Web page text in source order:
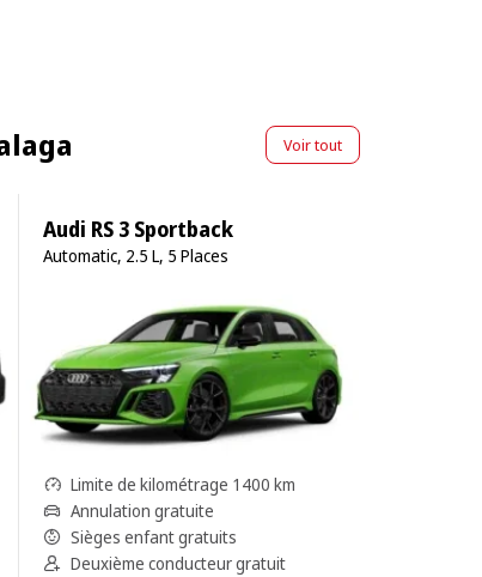
Voir tout
Audi RS 3 Sportback
Automatic, 2.5 L, 5 Places
Limite de kilométrage 1400 km
Annulation gratuite
Sièges enfant gratuits
Deuxième conducteur gratuit